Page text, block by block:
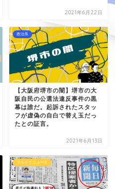
2021年6月22日
政治系
【大阪府堺市の闇】堺市の大
阪自民の公選法違反事件の黒
幕は誰だ。起訴されたスタッ
フが虚偽の自白で替え玉だっ
たとの証言。
2021年6月13日
フェイクニュース